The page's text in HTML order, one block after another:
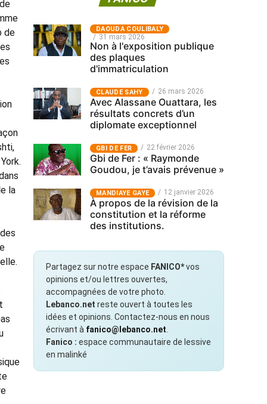
de
la
‎DAOUDA COULIBALY
31 mars 2026
Non à l'exposition publique
des plaques
d'immatriculation
CLAUDE SAHY 26 mars 2026
Avec Alassane Ouattara, les
résultats concrets d’un
diplomate exceptionnel
GBI DE FER 22 février 2026
Gbi de Fer : « Raymonde
Goudou, je t’avais prévenue »
MANDIAYE GAYE 12 janvier 2026
À propos de la révision de la
constitution et la réforme
des institutions.
Partagez sur notre espace FANICO*vos
opinions et/ou lettres ouvertes,
accompagnées de votre photo.
Lebanco.net reste ouvert à toutes les
idées et opinions. Contactez-nous en nous
écrivant à fanico@lebanco.net
Fanico : espace communautaire de lessive
en malinké